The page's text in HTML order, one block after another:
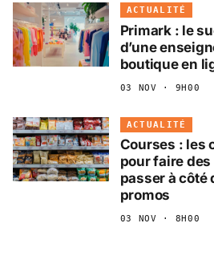
ACTUALITÉ
Primark : le
d’une
boutique en
03 NOV · 9H00
ACTUALITÉ
Courses : les
pour faire
passer à côté
promos
03 NOV · 8H00